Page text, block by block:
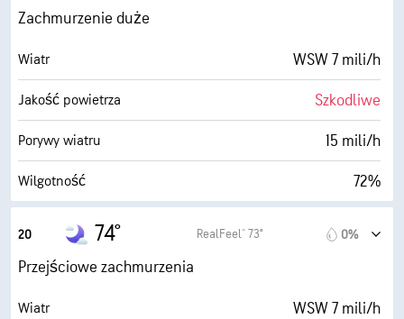
Wilgotność
Punkt rosy 66° F
AccuLumen Brightness Index™ 0 (Ciemne)
Zachmurzenie 84%
Widoczność 5 mili
Zachmurzenie duże
Wiatr WSW 7 mili/h
Jakość powietrza Szkodliwe
Porywy wiatru 15 mili/h
Wilgotność 72%
Punkt rosy
AccuLumen Brightness Index™
Zachmurzenie 77%
20 74° RealFeel® 73° 0%
Przejściowe zachmurzenia
Wiatr WSW 7 mili/h